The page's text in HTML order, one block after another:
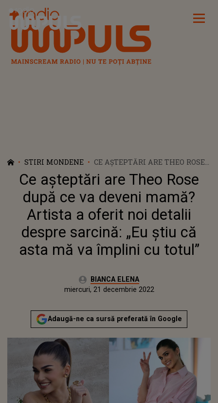
Radio Impuls
STIRI MONDENE
CE AȘTEPTĂRI ARE THEO ROSE
DUPĂ CE VA DEVENI MAMĂ?
ARTISTA A OFERIT NOI DETALII
DESPRE SARCINĂ: „EU ȘTIU CĂ
ASTA MĂ VA ÎMPLINI CU
TOTUL”
Ce așteptări are Theo Rose
după ce va deveni mamă?
Artista a oferit noi detalii
despre sarcină: „Eu știu că
asta mă va împlini cu totul”
Autor:BIANCA ELENA
miercuri, 21 decembrie 2022
Actualizat:
miercuri, 21 decembrie 2022
Adaugă-ne ca sursă preferată în Google